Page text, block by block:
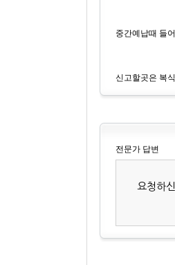
중간예납때 들
신고할곳은 복
전문가 답변
요청하